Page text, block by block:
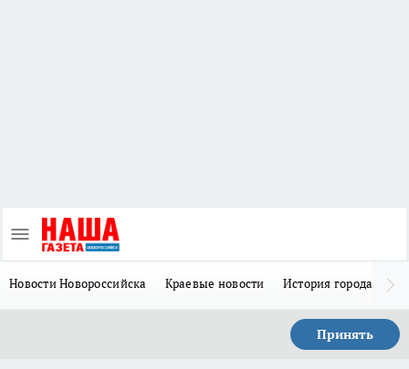
Новости Новороссийска Краевые новости История города Н
Принять